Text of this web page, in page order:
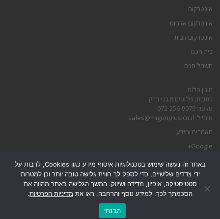
אינטרקום
אינטרקום אלחוטי
אינטרקום לבית
בית חכם
חשמל חכם
מיגון פלוס
כתובת: שלומים 8 בני ברק
טלפון: 072-256-9079
אימייל: sales@migonplus.co.il
מאמרים ומידע
Google+
מדיניות פרטיות
גלילה
באתר זה נעשה שימוש בטכנולוגיות איסוף מידע כגון Cookies, לרבות על
ידי צדדים שלישיים, כדי לספק לך חווית גלישה טובה יותר וכן למטרות
סטטיסטיקה, איפיון, מדידה ושיווק. המשך הגלישה באתר מהווה את
הסכמתך לכך. למידע נוסף והרחבה, ראו את מדיניות הפרטיות.
הבנתי